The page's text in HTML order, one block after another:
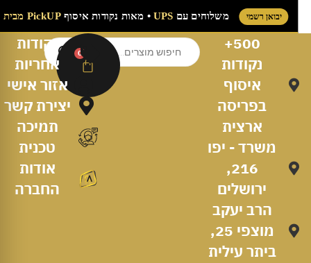
יבואן רשמי משלוחים עםUPS• מאות נקודות איסוףPickUP מבית UPS
500+
נקודות
איסוף
בפריסה
ארצית
משרד - יפו
216,
ירושלים
הרב יעקב
מוצפי 25,
ביתר עילית
0
נקודות
אחריות
אזור אישי
יצירת קשר
תמיכה
טכנית
אודות
החברה